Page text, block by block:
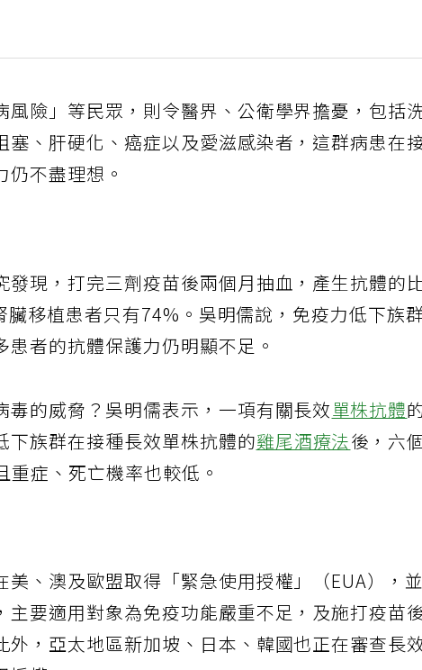
險」等民眾，則令醫界、公衛學界擔憂，包括
、肝硬化、癌症以及愛滋感染者，這群病患在
不盡理想。
現，打完三劑疫苗後兩個月抽血，產生抗體的
移植患者只有74%。吳明儒說，免疫力低下族群
者的抗體保護力仍明顯不足。
毒的威脅？吳明儒表示，一項有關長效單株抗體
下族群在接種長效單株抗體的雞尾酒療法後，六
症、死亡機率也較低。
、澳及歐盟取得「緊急使用授權」（EUA），並
要適用對象為免疫功能嚴重不足，及施打疫苗
，亞太地區新加坡、日本、韓國也正在審查長